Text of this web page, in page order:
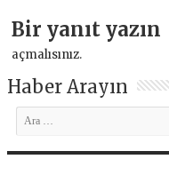
Bir yanıt yazın
açmalısınız.
Haber Arayın